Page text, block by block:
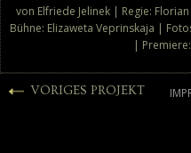
von Elfriede Jelinek | Regie:
Bühne: Elizaweta Veprinskaja |
|
VORIGES PROJEKT